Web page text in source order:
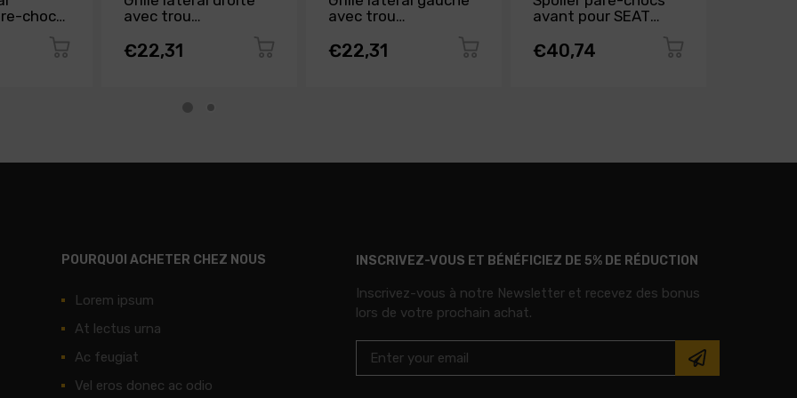
chocs
à
avec trou
antibrouillard pare-
chocs avant pour
SEAT IBIZA de 2008
€22,31
avec trou
antibrouillard pare-
chocs avant pour
SEAT IBIZA de 2008
€22,31
avant pour SEAT
IBIZA de 2015 à 2016,
Neuf
€40,74
POURQUOI ACHETER CHEZ NOUS
Lorem ipsum
At lectus urna
Ac feugiat
Vel eros donec ac odio
INSCRIVEZ-VOUS ET BÉNÉFICIEZ DE 5% DE RÉDUCTION
Inscrivez-vous à notre Newsletter et recevez des bonus
lors de votre prochain achat.